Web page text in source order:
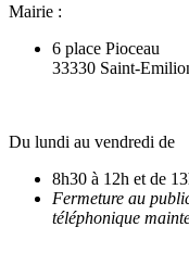
Mairie :
6 place Pioceau
33330 Saint-
Du lundi au vendredi de
8h30 à 12h et de
Fermeture au
téléphonique